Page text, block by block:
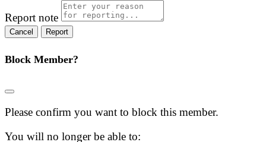
Report note
Report
Block Member?
Please confirm you want to block this member.
You will no longer be able to: